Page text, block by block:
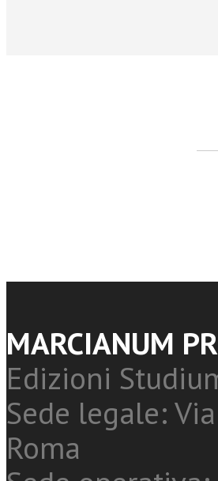
MARCIANUM
Edizioni
Sede legale:
Roma